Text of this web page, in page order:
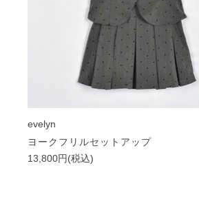
evelyn
ヨークフリルセットアップ
13,800円(税込)